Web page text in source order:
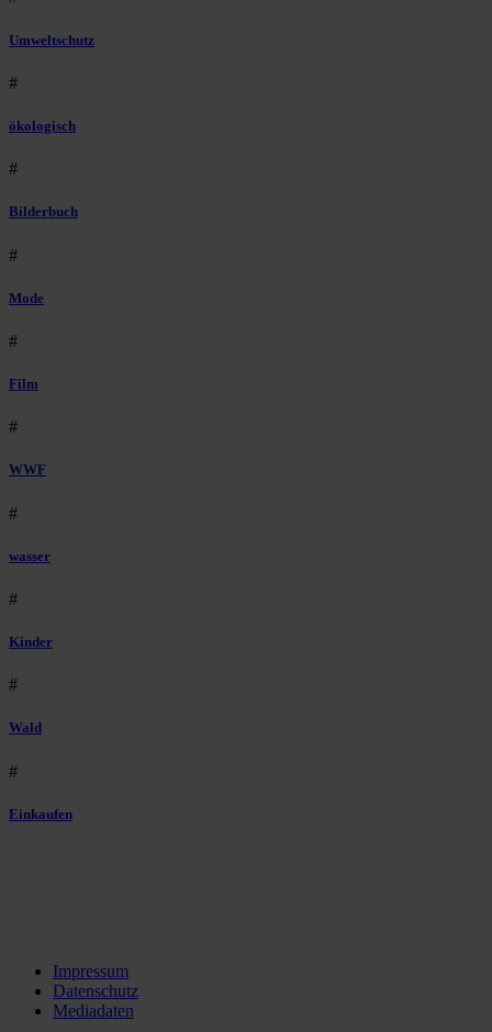
Umweltschutz
#
ökologisch
#
Bilderbuch
#
Mode
#
Film
#
WWF
#
wasser
#
Kinder
#
Wald
#
Einkaufen
Impressum
Datenschutz
Mediadaten